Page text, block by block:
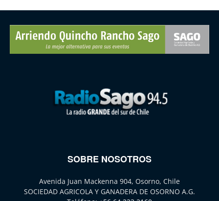
SOBRE NOSOTROS
Avenida Juan Mackenna 904, Osorno, Chile
SOCIEDAD AGRICOLA Y GANADERA DE OSORNO A.G.